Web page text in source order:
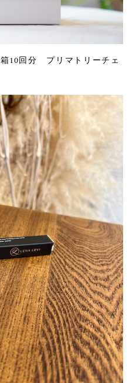
10回分 プリマトリーチェ